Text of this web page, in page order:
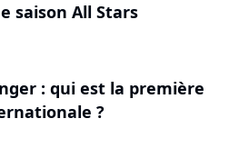
saison All Stars
: qui est la première
?